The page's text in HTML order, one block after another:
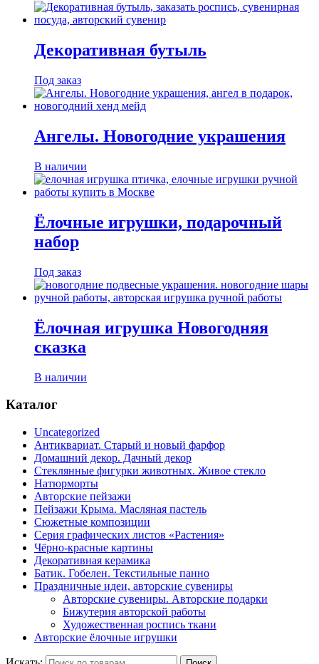
Декоративная бутыль
Под заказ
Ангелы. Новогодние украшения
В наличии
Ёлочные игрушки, подарочный
набор
Под заказ
Ёлочная игрушка Новогодняя
сказка
В наличии
Каталог
Uncategorized
Антиквариат. Старый и новый фарфор
Домашний декор. Дачный декор
Стеклянные фигурки животных. Живое стекло
Натюрморты
Авторские пейзажи
Пейзажи Крыма. Масляная пастель
Сюжетные композиции
Серия графических листов «Растения»
Чёрно-красные картины
Декоративная керамика
Батик. Гобелен. Текстильные панно
Праздничные идеи, авторские сувениры
Авторские сувениры. Авторские подарки
Бижутерия авторской работы
Художественная роспись ткани
Авторские ёлочные игрушки